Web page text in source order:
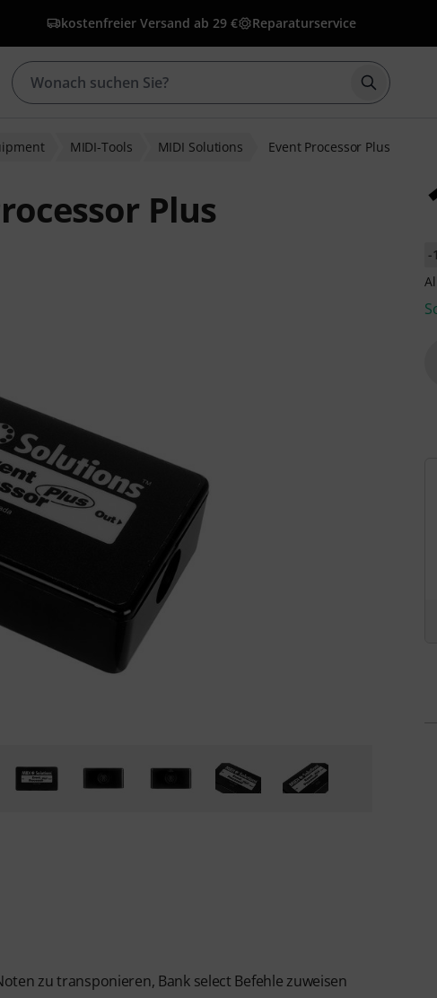
kostenfreier Versand ab 29 € Reparaturservice
Suche
MIDI-Tools MIDI Solutions Event Processor Plus
Plus
zu transponieren, Bank select Befehle zuweisen
-